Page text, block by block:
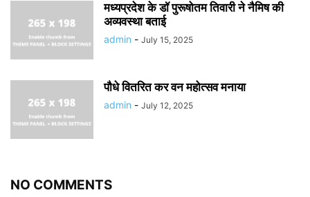
मध्यप्रदेश के डॉ पुरूषोतम तिवारी ने नैमिष की
अव्यवस्था बताई
admin - July 15, 2025
पौधे वितरित कर वन महोत्सव मनाया
admin - July 12, 2025
NO COMMENTS